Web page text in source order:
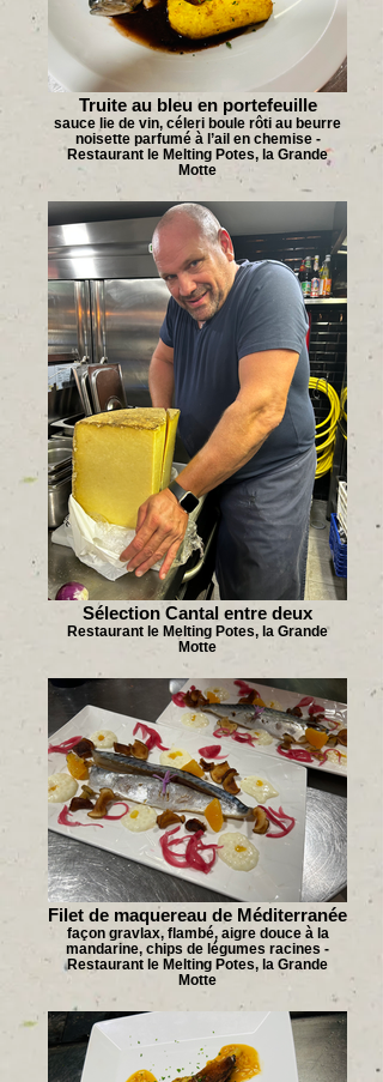
Truite au bleu en portefeuille
sauce lie de vin, céleri boule rôti au beurre
noisette parfumé à l’ail en chemise -
Restaurant le Melting Potes, la Grande
Motte
Sélection Cantal entre deux
Restaurant le Melting Potes, la Grande
Motte
Filet de maquereau de Méditerranée
façon gravlax, flambé, aigre douce à la
mandarine, chips de légumes racines -
Restaurant le Melting Potes, la Grande
Motte